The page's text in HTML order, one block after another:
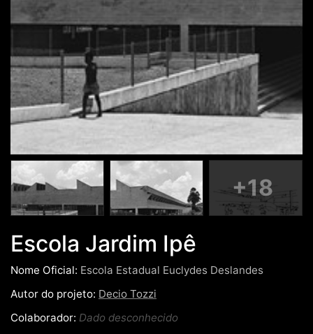
+18
Escola Jardim Ipê
Nome Oficial: Escola Estadual Euclydes Deslandes
Autor do projeto: Decio Tozzi
Colaborador: Dado desconhecido